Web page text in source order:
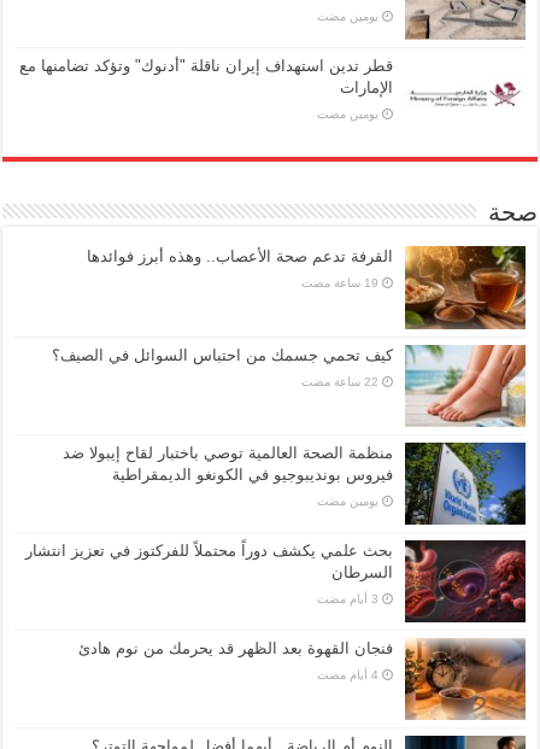
‏يومين مضت
قطر تدين استهداف إيران ناقلة "أدنوك" وتؤكد تضامنها مع
الإمارات
‏يومين مضت
صحة
القرفة تدعم صحة الأعصاب.. وهذه أبرز فوائدها
كيف تحمي جسمك من احتباس السوائل في الصيف؟
منظمة الصحة العالمية توصي باختبار لقاح إيبولا ضد
فيروس بونديبوجيو في الكونغو الديمقراطية
‏يومين مضت
بحث علمي يكشف دوراً محتملاً للفركتوز في تعزيز انتشار
السرطان
فنجان القهوة بعد الظهر قد يحرمك من نوم هادئ